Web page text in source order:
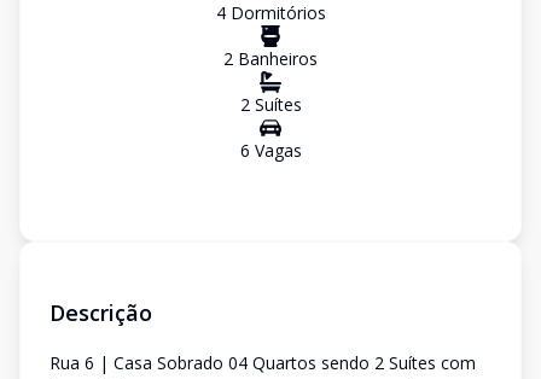
4Dormitórios
2 Banheiros
2Suítes
6 Vagas
Descrição
Rua 6 | Casa Sobrado 04 Quartos sendo 2 Suítes com